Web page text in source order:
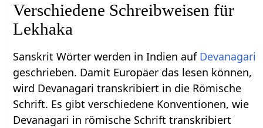
Verschiedene Schreibweisen für
Lekhaka
Sanskrit Wörter werden in Indien auf Devanagari
geschrieben. Damit Europäer das lesen können,
wird Devanagari transkribiert in die Römische
Schrift. Es gibt verschiedene Konventionen, wie
Devanagari in römische Schrift transkribiert